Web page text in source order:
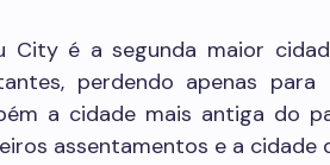
City é a segunda maior
perdendo apenas
a cidade mais antiga do
assentamentos e a cidade